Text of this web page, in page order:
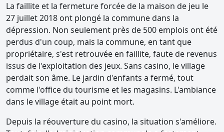
La faillite et la fermeture forcée de la maison de jeu le
27 juillet 2018 ont plongé la commune dans la
dépression. Non seulement près de 500 emplois ont été
perdus d'un coup, mais la commune, en tant que
propriétaire, s'est retrouvée en faillite, faute de revenus
issus de l'exploitation des jeux. Sans casino, le village
perdait son âme. Le jardin d'enfants a fermé, tout
comme l'office du tourisme et les magasins. L'ambiance
dans le village était au point mort.
Depuis la réouverture du casino, la situation s'améliore.